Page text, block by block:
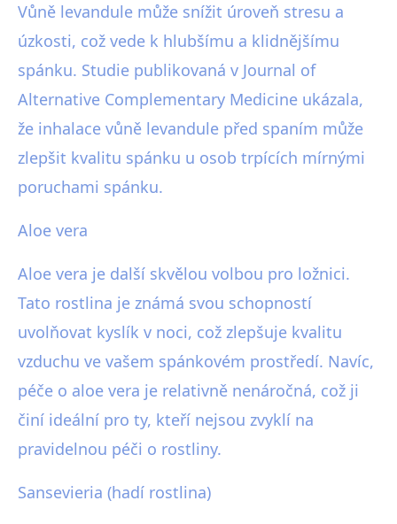
Vůně levandule může snížit úroveň stresu a
úzkosti, což vede k hlubšímu a klidnějšímu
spánku. Studie publikovaná v Journal of
Alternative Complementary Medicine ukázala,
že inhalace vůně levandule před spaním může
zlepšit kvalitu spánku u osob trpících mírnými
poruchami spánku.
Aloe vera
Aloe vera je další skvělou volbou pro ložnici.
Tato rostlina je známá svou schopností
uvolňovat kyslík v noci, což zlepšuje kvalitu
vzduchu ve vašem spánkovém prostředí. Navíc,
péče o aloe vera je relativně nenáročná, což ji
činí ideální pro ty, kteří nejsou zvyklí na
pravidelnou péči o rostliny.
Sansevieria (hadí rostlina)